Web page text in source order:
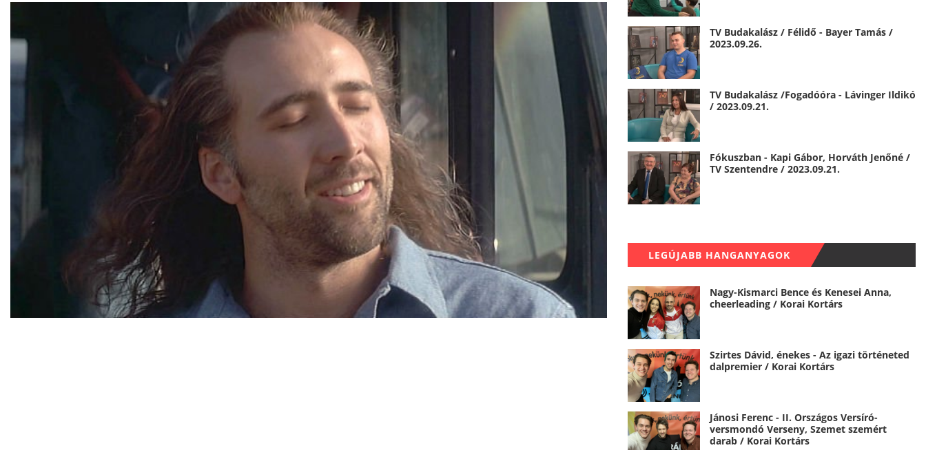
TV Budakalász / Félidő - Bayer Tamás /
2023.09.26.
TV Budakalász /Fogadóóra - Lávinger Ildikó
/ 2023.09.21.
Fókuszban - Kapi Gábor, Horváth Jenőné /
TV Szentendre / 2023.09.21.
LEGÚJABB HANGANYAGOK
Nagy-Kismarci Bence és Kenesei Anna,
cheerleading / Korai Kortárs
Szirtes Dávid, énekes - Az igazi történeted
dalpremier / Korai Kortárs
Jánosi Ferenc - II. Országos Versíró-
versmondó Verseny, Szemet szemért
darab / Korai Kortárs